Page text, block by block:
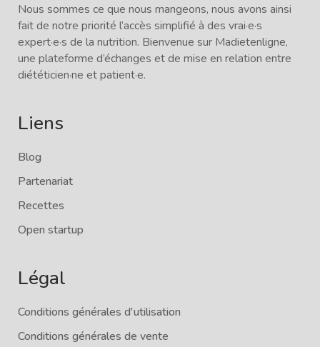
Nous sommes ce que nous mangeons, nous avons ainsi
fait de notre priorité l’accès simplifié à des vrai·e·s
expert·e·s de la nutrition. Bienvenue sur Madietenligne,
une plateforme d’échanges et de mise en relation entre
diététicien·ne et patient·e.
Liens
Blog
Partenariat
Recettes
Open startup
Légal
Conditions générales d'utilisation
Conditions générales de vente